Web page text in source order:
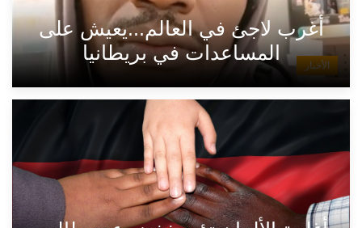
الأخبار
أغرب لاجئ في العالم...يعيش على
المساعدات في بريطانيا